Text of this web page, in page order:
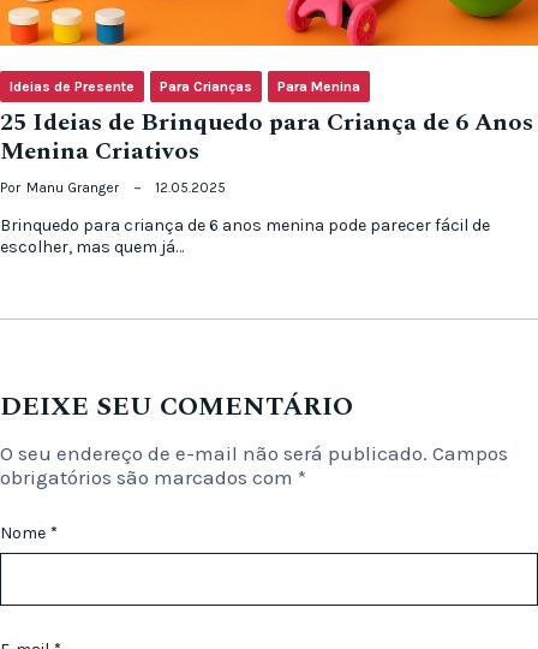
Ideias de Presente Para Crianças Para Menina
25 Ideias de Brinquedo para Criança de 6 Anos
Menina Criativos
Por Manu Granger 12.05.2025
Brinquedo para criança de 6 anos menina pode parecer fácil de
escolher, mas quem já…
DEIXE SEU COMENTÁRIO
O seu endereço de e-mail não será publicado. Campos
obrigatórios são marcados com *
Nome *